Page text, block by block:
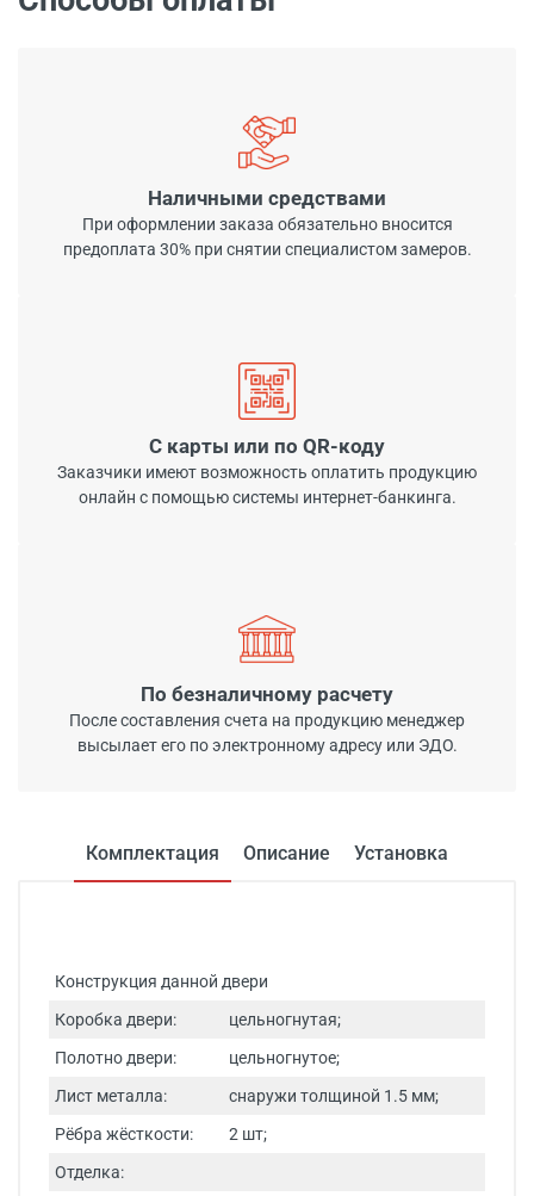
Наличными средствами
При оформлении заказа обязательно вносится
предоплата 30% при снятии специалистом замеров.
С карты или по QR-коду
Заказчики имеют возможность оплатить продукцию
онлайн с помощью системы интернет-банкинга.
По безналичному расчету
После составления счета на продукцию менеджер
высылает его по электронному адресу или ЭДО.
Комплектация Описание Установка
Конструкция данной двери
Коробка двери:
цельногнутая;
Полотно двери:
цельногнутое;
Лист металла:
снаружи толщиной 1.5 мм;
Рёбра жёсткости:
2 шт;
Отделка: